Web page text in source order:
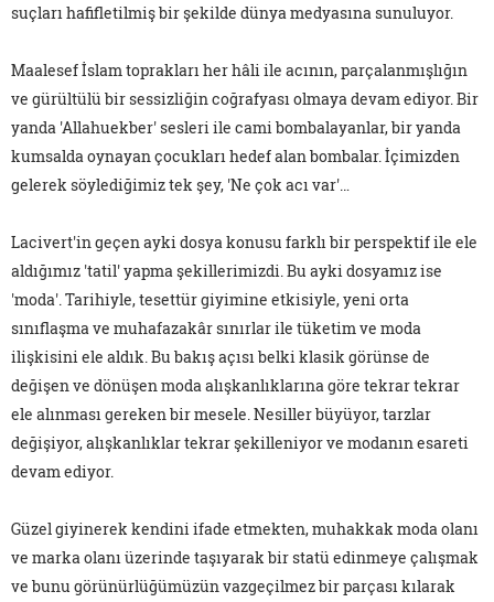
suçları hafifletilmiş bir şekilde dünya medyasına sunuluyor.
Maalesef İslam toprakları her hâli ile acının, parçalanmışlığın
ve gürültülü bir sessizliğin coğrafyası olmaya devam ediyor. Bir
yanda 'Allahuekber' sesleri ile cami bombalayanlar, bir yanda
kumsalda oynayan çocukları hedef alan bombalar. İçimizden
gelerek söylediğimiz tek şey, 'Ne çok acı var'…
Lacivert'in geçen ayki dosya konusu farklı bir perspektif ile ele
aldığımız 'tatil' yapma şekillerimizdi. Bu ayki dosyamız ise
'moda'. Tarihiyle, tesettür giyimine etkisiyle, yeni orta
sınıflaşma ve muhafazakâr sınırlar ile tüketim ve moda
ilişkisini ele aldık. Bu bakış açısı belki klasik görünse de
değişen ve dönüşen moda alışkanlıklarına göre tekrar tekrar
ele alınması gereken bir mesele. Nesiller büyüyor, tarzlar
değişiyor, alışkanlıklar tekrar şekilleniyor ve modanın esareti
devam ediyor.
Güzel giyinerek kendini ifade etmekten, muhakkak moda olanı
ve marka olanı üzerinde taşıyarak bir statü edinmeye çalışmak
ve bunu görünürlüğümüzün vazgeçilmez bir parçası kılarak